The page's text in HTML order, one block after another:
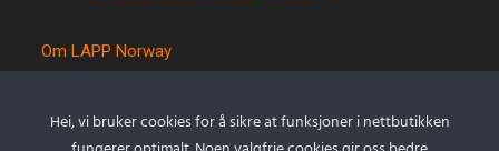
Om LAPP Norway
Kvalitet og miljø
Betingelser
Hei, vi bruker cookies for å sikre at funksjoner i nettbutikken